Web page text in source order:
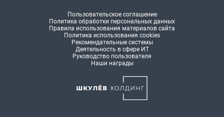
Пользовательское соглашение
Политика обработки персональных данных
Правила использования материалов сайта
Политика использования cookies
Рекомендательные системы
Деятельность в сфере ИТ
Руководство пользователя
Наши награды